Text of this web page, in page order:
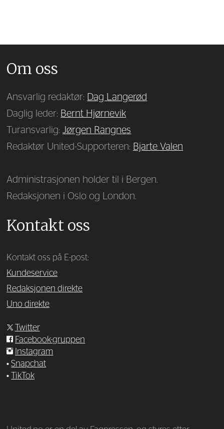
Om oss
Ansvarlig redaktør: Dag Langerød
Daglig leder: Bernt Hjørnevik
Turansvarlig:Jørgen Rangnes
Redaktør United-Supporteren: Bjarte Valen
Administrasjonen holder til i Bergen.
Redaksjonen i Oslo og London.
Kontakt oss
Kontakt oss på E-post:
Kundeservice
Redaksjonen direkte
Uno direkte
Twitter
Facebook-gruppen
Instagram
•Snapchat
•
TikTok